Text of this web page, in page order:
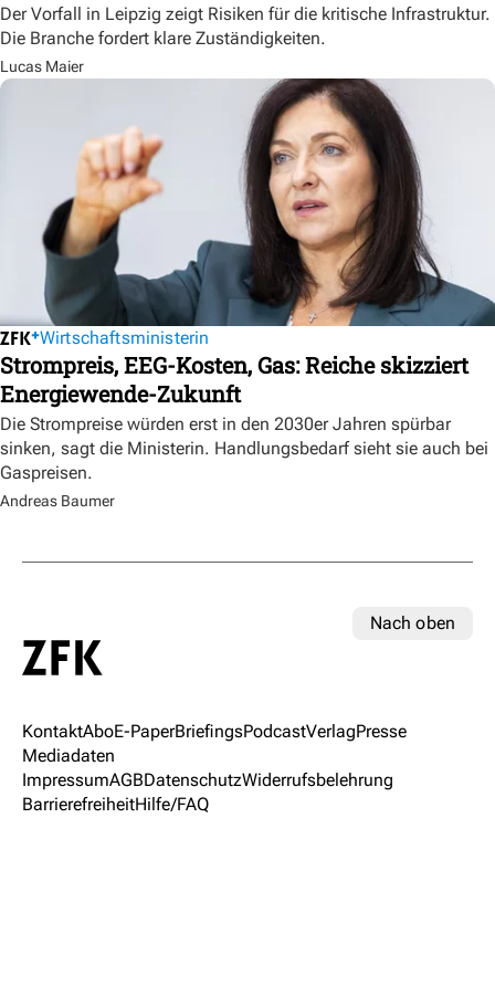
Der Vorfall in Leipzig zeigt Risiken für die kritische Infrastruktur.
Die Branche fordert klare Zuständigkeiten.
Lucas Maier
Wirtschaftsministerin
Strompreis, EEG-Kosten, Gas: Reiche skizziert
Energiewende-Zukunft
Die Strompreise würden erst in den 2030er Jahren spürbar
sinken, sagt die Ministerin. Handlungsbedarf sieht sie auch bei
Gaspreisen.
Andreas Baumer
Nach oben
KontaktAboE-PaperBriefingsPodcastVerlagPresse
Mediadaten
ImpressumAGBDatenschutzWiderrufsbelehrung
BarrierefreiheitHilfe/FAQ